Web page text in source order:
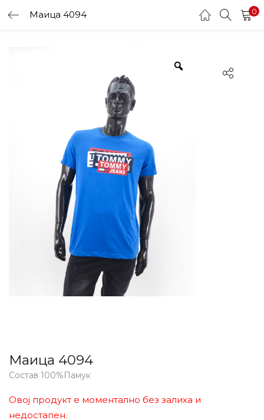
Маица 4094 0
Маица 4094
Состав 100%Памук
Овој продукт е моментално без залиха и
недостапен.
LOGIN
Enter your username and password to login.
Remember me
Login
Lost password?